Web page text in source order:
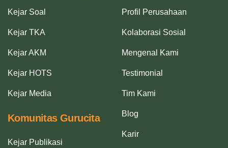
Kejar Soal
Kejar TKA
Kejar AKM
Kejar HOTS
Kejar Media
Komunitas Gurucita
Kejar Publikasi
Profil Perusahaan
Kolaborasi Sosial
Mengenal Kami
Testimonial
Tim Kami
Blog
Karir